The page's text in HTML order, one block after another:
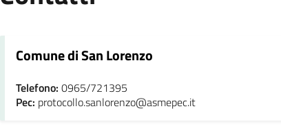
Comune di San Lorenzo
Telefono: 0965/721395
Pec: protocollo.sanlorenzo@asmepec.it